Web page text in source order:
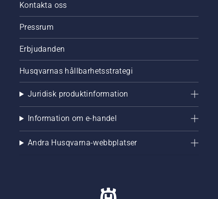
Kontakta oss
Pressrum
Erbjudanden
Husqvarnas hållbarhetsstrategi
Juridisk produktinformation
Information om e-handel
Andra Husqvarna-webbplatser